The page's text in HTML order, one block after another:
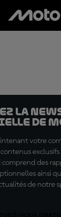
la
de
votre
des
ainsi
de notre